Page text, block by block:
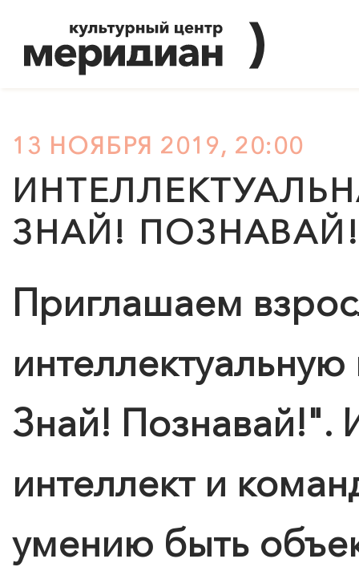
13 НОЯБРЯ 2019, 20:00
ЗНАЙ!
Приглашаем
Знай! Познавай!".
интеллект и
умению быть